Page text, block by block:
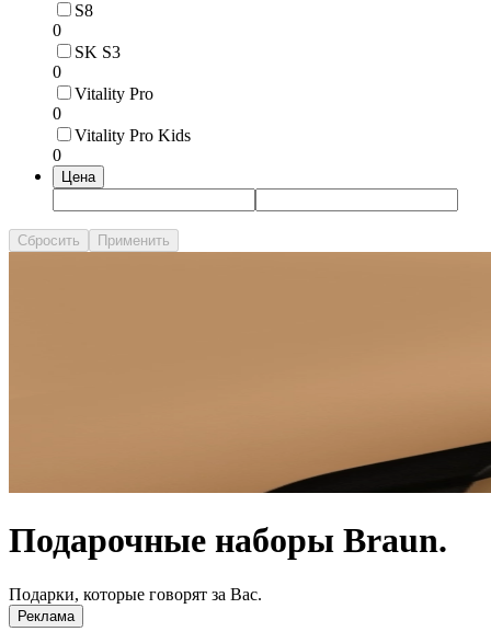
S8
0
SK S3
0
Vitality Pro
0
Vitality Pro Kids
0
Цена
Сбросить Применить
Подарочные наборы Braun.
Подарки, которые говорят за Вас.
Реклама